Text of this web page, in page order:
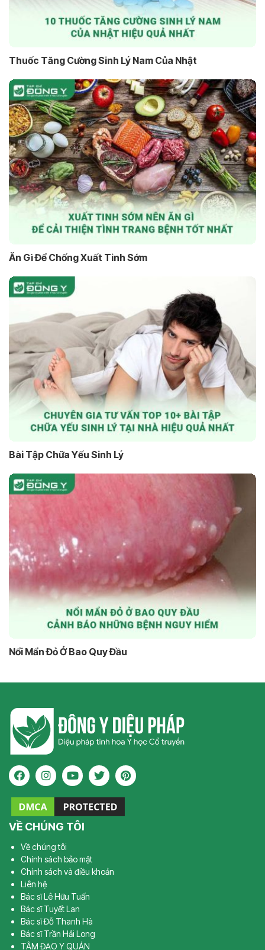
Thuốc Tăng Cường Sinh Lý Nam Của Nhật
Ăn Gì Để Chống Xuất Tinh Sớm
Bài Tập Chữa Yếu Sinh Lý
Nổi Mẩn Đỏ Ở Bao Quy Đầu
VỀ CHÚNG TÔI
Về chúng tôi
Chính sách bảo mật
Chính sách và điều khoản
Liên hệ
Bác sĩ Lê Hữu Tuấn
Bác sĩ Tuyết Lan
Bác sĩ Đỗ Thanh Hà
Bác sĩ Trần Hải Long
TÂM ĐẠO Y QUÁN